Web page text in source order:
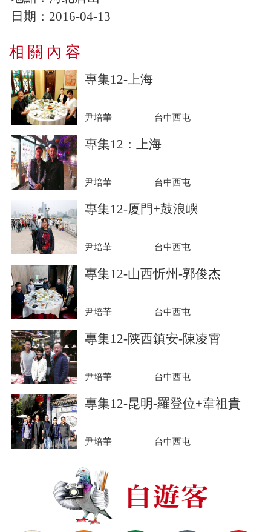
日期：2016-04-13
相 關 內 容
專集12-上海
尹培華 台中西屯
專集12：上海
尹培華 台中西屯
專集12-厦門+鼓浪嶼
尹培華 台中西屯
專集12-山西忻州-郭俊杰
尹培華 台中西屯
專集12-陕西鎮安-陳凌霄
尹培華 台中西屯
專集12-昆明-羅登位+韋祖貴
尹培華 台中西屯